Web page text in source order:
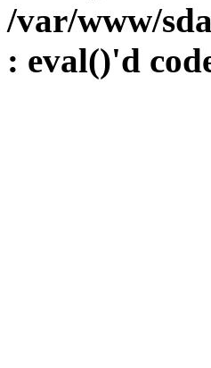
/var/www/
: eval()'d